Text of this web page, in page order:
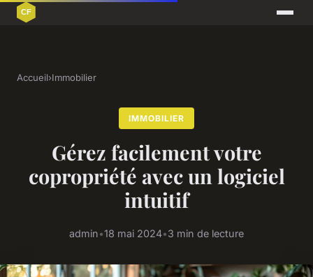
Accueil›Immobilier
IMMOBILIER
Gérez facilement votre
copropriété avec un logiciel
intuitif
admin•18 mai 2024•3 min de lecture